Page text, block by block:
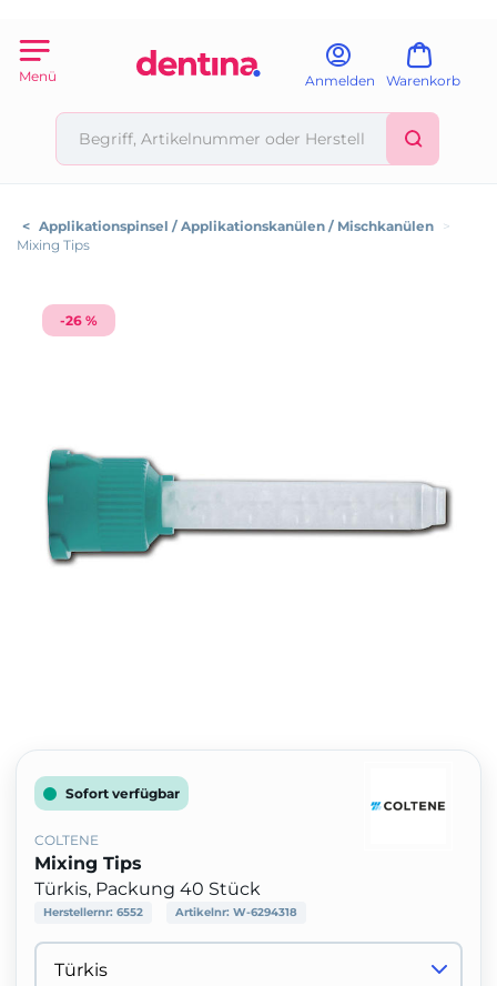
Menü Anmelden Warenkorb
< Applikationspinsel / Applikationskanülen / Mischkanülen >
Mixing Tips
-26 %
Sofort verfügbar
COLTENE
Mixing Tips
Türkis, Packung 40 Stück
Herstellernr: 6552 Artikelnr: W-6294318